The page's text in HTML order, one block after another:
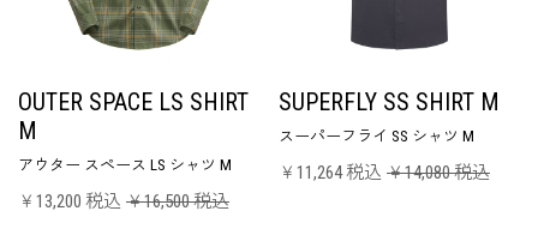
OUTER SPACE LS SHIRT
M
アウター スペース LS シャツ M
￥13,200 税込 ￥16,500 税込
SUPERFLY SS SHIRT M
スーパーフライ SS シャツ M
￥11,264 税込 ￥14,080 税込